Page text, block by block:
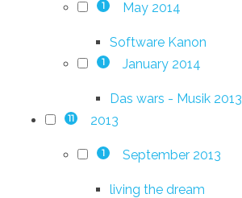
1 May 2014
Software Kanon
1 January 2014
Das wars - Musik 2013
11 2013
1 September 2013
living the dream